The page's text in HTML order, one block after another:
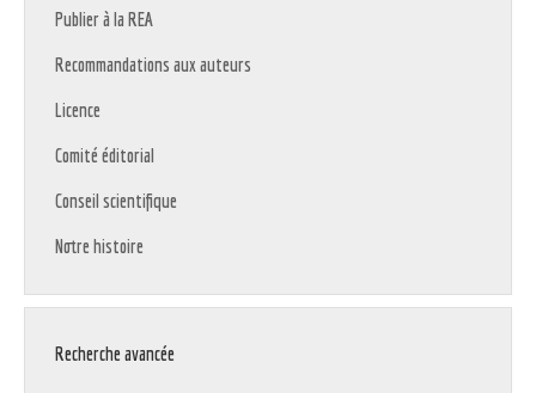
Publier à la REA
Recommandations aux auteurs
Licence
Comité éditorial
Conseil scientifique
Notre histoire
Recherche avancée